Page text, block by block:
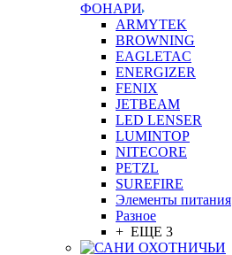
ФОНАРИ
ARMYTEK
BROWNING
EAGLETAC
ENERGIZER
FENIX
JETBEAM
LED LENSER
LUMINTOP
NITECORE
PETZL
SUREFIRE
Элементы питания
Разное
+ ЕЩЕ 3